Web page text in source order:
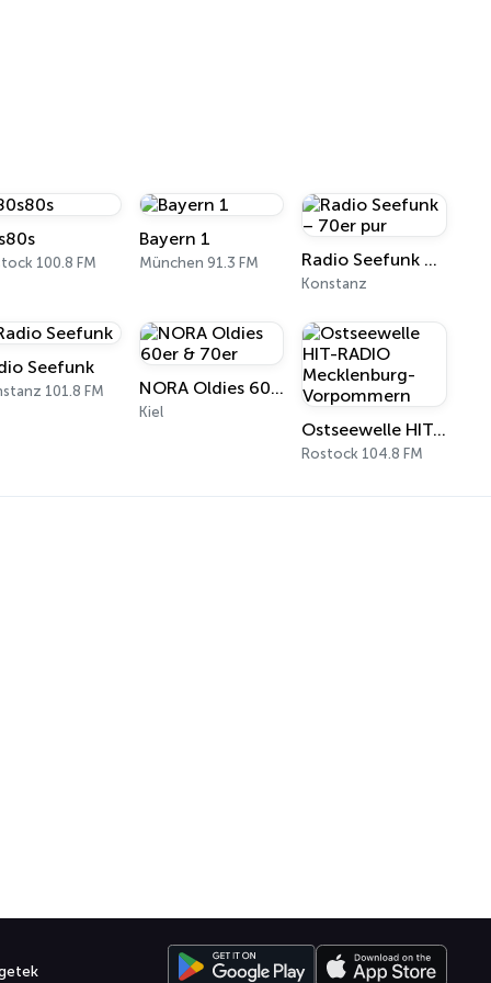
100.8 FM
Bayern 1
München 91.3 FM Radio Seefunk – 70er pur
Konstanz
Seefunk
101.8 FM NORA Oldies 60er & 70er
Kiel
Ostseewelle HIT-RADIO Mecklenburg-Vorpommern
Rostock 104.8 FM